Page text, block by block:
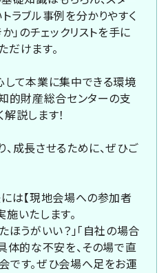
ラブル事例を分かりやすく
」のチェックリストを手に
だけます。
して本業に集中できる環境
的財産総合センターの支
説します！
成長させるために、ぜひご
は【現地会場への参加者
いたします。
ほうがいい？」「自社の場合
体的な不安を、その場で直
です。ぜひ会場へ足をお運